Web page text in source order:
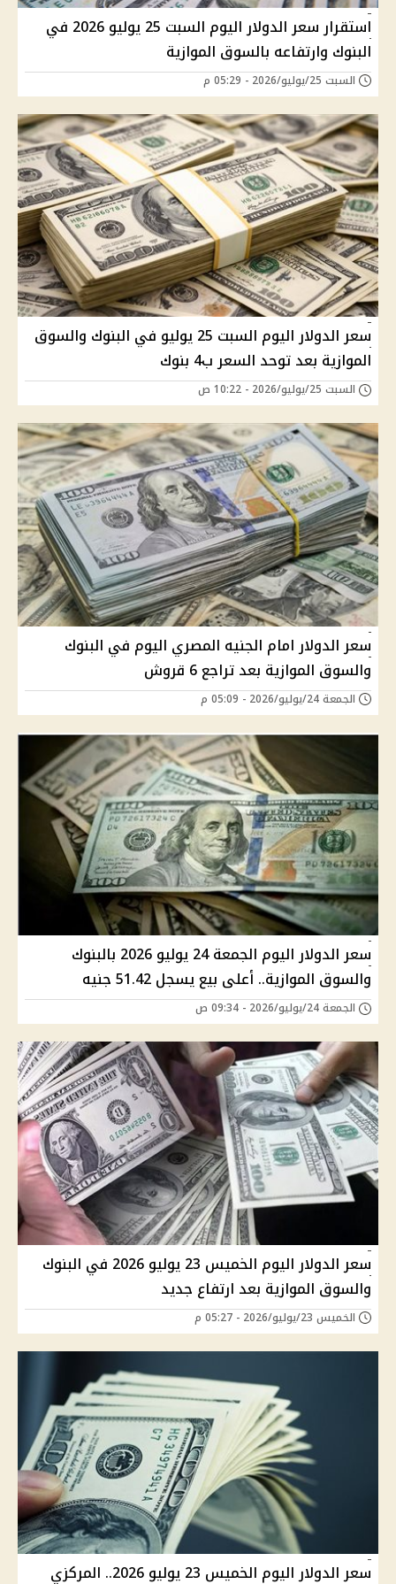
استقرار سعر الدولار اليوم السبت 25 يوليو 2026 في
البنوك وارتفاعه بالسوق الموازية
السبت 25/يوليو/2026 - 05:29 م
سعر الدولار اليوم السبت 25 يوليو في البنوك والسوق
الموازية بعد توحد السعر ب4 بنوك
السبت 25/يوليو/2026 - 10:22 ص
سعر الدولار امام الجنيه المصري اليوم في البنوك
والسوق الموازية بعد تراجع 6 قروش
الجمعة 24/يوليو/2026 - 05:09 م
سعر الدولار اليوم الجمعة 24 يوليو 2026 بالبنوك
والسوق الموازية.. أعلى بيع يسجل 51.42 جنيه
الجمعة 24/يوليو/2026 - 09:34 ص
سعر الدولار اليوم الخميس 23 يوليو 2026 في البنوك
والسوق الموازية بعد ارتفاع جديد
الخميس 23/يوليو/2026 - 05:27 م
سعر الدولار اليوم الخميس 23 يوليو 2026.. المركزي